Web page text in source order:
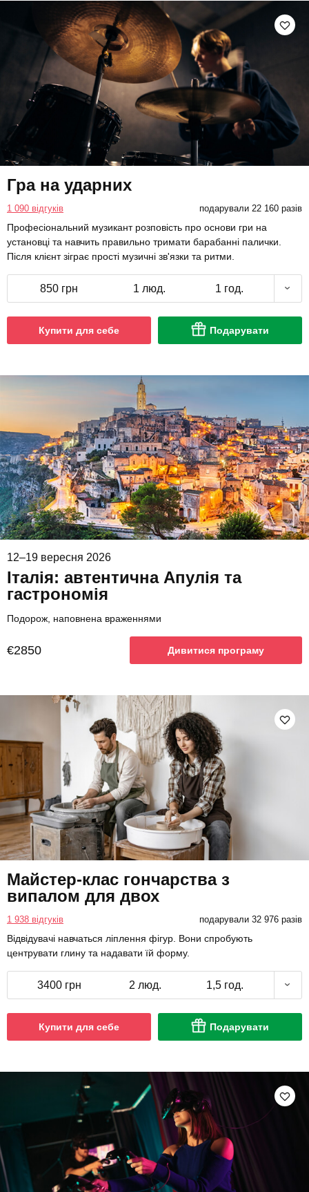
Гра на ударних
1 090 відгуків подарували 22 160 разів
Професіональний музикант розповість про основи гри на
установці та навчить правильно тримати барабанні палички.
Після клієнт зіграє прості музичні зв'язки та ритми.
850 грн 1 люд. 1 год.
Купити для себе Подарувати
12–19 вересня 2026
Італія: автентична Апулія та
гастрономія
Подорож, наповнена враженнями
€2850 Дивитися програму
Майстер-клас гончарства з
випалом для двох
1 938 відгуків подарували 32 976 разів
Відвідувачі навчаться ліплення фігур. Вони спробують
центрувати глину та надавати їй форму.
3400 грн 2 люд. 1,5 год.
Купити для себе Подарувати